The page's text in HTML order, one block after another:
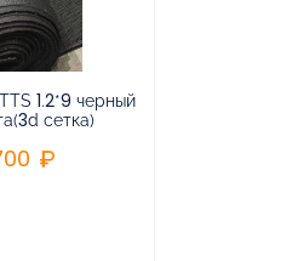
1.2*9 черный
сетка)